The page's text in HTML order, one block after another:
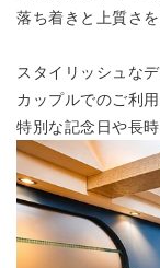
落ち着きと上質さ
スタイリッシュな
カップルでのご利
特別な記念日や長